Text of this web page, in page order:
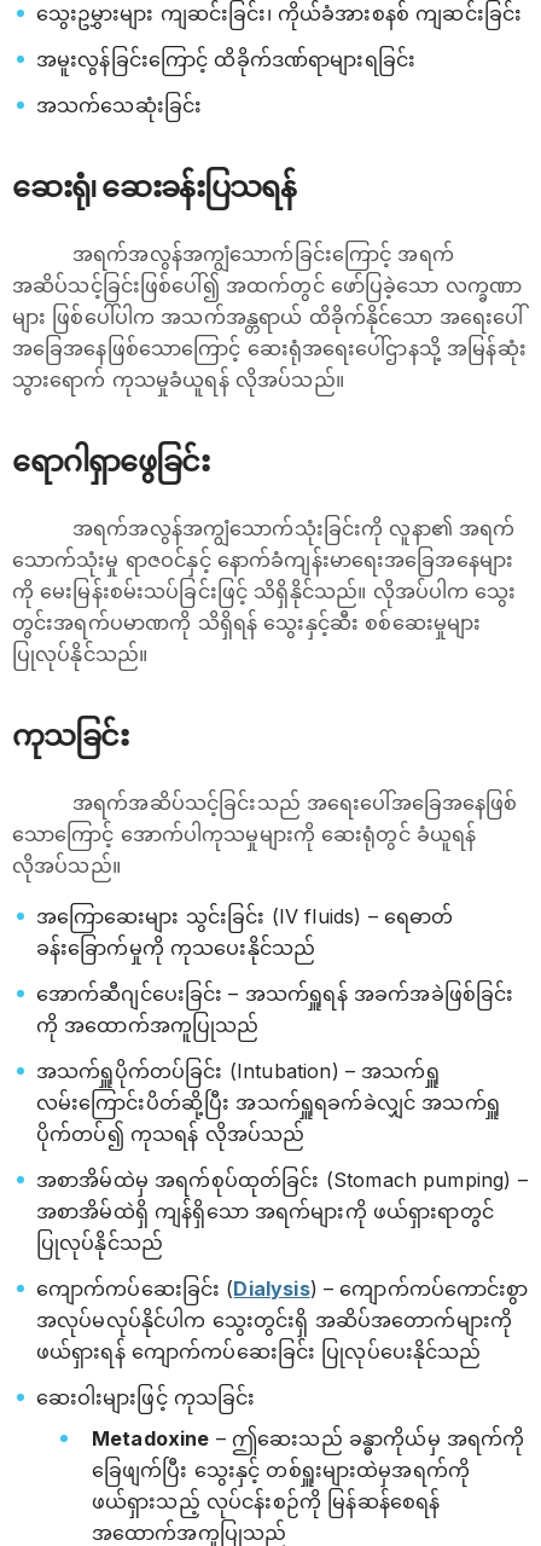
သွေးဥမွှားများ ကျဆင်းခြင်း၊ ကိုယ်ခံအားစနစ် ကျဆင်းခြင်း
အမူးလွန်ခြင်းကြောင့် ထိခိုက်ဒဏ်ရာများရခြင်း
အသက်သေဆုံးခြင်း
ဆေးရုံ၊ ဆေးခန်းပြသရန်
အရက်အလွန်အကျွံသောက်ခြင်းကြောင့် အရက်
အဆိပ်သင့်ခြင်းဖြစ်ပေါ်၍ အထက်တွင် ဖော်ပြခဲ့သော လက္ခဏာ
များ ဖြစ်ပေါ်ပါက အသက်အန္တရာယ် ထိခိုက်နိုင်သော အရေးပေါ်
အခြေအနေဖြစ်သောကြောင့် ဆေးရုံအရေးပေါ်ဌာနသို့ အမြန်ဆုံး
သွား‌ရောက် ကုသမှုခံယူရန် လိုအပ်သည်။
ရောဂါရှာဖွေခြင်း
အရက်အလွန်အကျွံသောက်သုံးခြင်းကို လူနာ၏ အရက်
သောက်သုံးမှု ရာဇဝင်နှင့် နောက်ခံကျန်းမာရေးအခြေအနေများ
ကို မေးမြန်းစမ်းသပ်ခြင်းဖြင့် သိရှိနိုင်သည်။ လိုအပ်ပါက သွေး
တွင်းအရက်ပမာဏကို သိရှိရန် သွေးနှင့်ဆီး စစ်ဆေးမှုများ
ပြုလုပ်နိုင်သည်။
ကုသခြင်း
အရက်အဆိပ်သင့်ခြင်းသည် အရေးပေါ်အခြေအနေဖြစ်
သောကြောင့် အောက်ပါကုသမှုများကို ဆေးရုံတွင် ခံယူရန်
လိုအပ်သည်။
အကြောဆေးများ သွင်းခြင်း (IV fluids) – ရေဓာတ်
ခန်းခြောက်မှုကို ကုသပေးနိုင်သည်
အောက်ဆီဂျင်ပေးခြင်း – အသက်ရှူရန် အခက်အခဲဖြစ်ခြင်း
ကို အထောက်အကူပြုသည်
အသက်ရှူပိုက်တပ်ခြင်း (Intubation) – အသက်ရှူ
လမ်းကြောင်းပိတ်ဆို့ပြီး အသက်ရှူရခက်ခဲလျှင် အသက်ရှူ
ပိုက်တပ်၍ ကုသရန် လိုအပ်သည်
အစာအိမ်ထဲမှ အရက်စုပ်ထုတ်ခြင်း (Stomach pumping) –
အစာအိမ်ထဲရှိ ကျန်ရှိသော အရက်များကို ဖယ်ရှားရာတွင်
ပြုလုပ်နိုင်သည်
ကျောက်ကပ်ဆေးခြင်း (Dialysis) – ကျောက်ကပ်ကောင်းစွာ
အလုပ်မလုပ်နိုင်ပါက သွေးတွင်းရှိ အဆိပ်အတောက်များကို
ဖယ်ရှားရန် ကျောက်ကပ်ဆေးခြင်း ပြုလုပ်ပေးနိုင်သည်
ဆေးဝါးများဖြင့် ကုသခြင်း
Metadoxine – ဤဆေးသည် ခန္ဓာကိုယ်မှ အရက်ကို
ခြေဖျက်ပြီး သွေးနှင့် တစ်ရှူးများထဲမှအရက်ကို
ဖယ်ရှားသည့် လုပ်ငန်းစဉ်ကို မြန်ဆန်စေရန်
အထောက်အကူပြုသည်